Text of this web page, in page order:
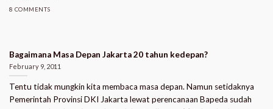
8 COMMENTS
Bagaimana Masa Depan Jakarta 20 tahun kedepan?
February 9, 2011
Tentu tidak mungkin kita membaca masa depan. Namun setidaknya
Pemerintah Provinsi DKI Jakarta lewat perencanaan Bapeda sudah